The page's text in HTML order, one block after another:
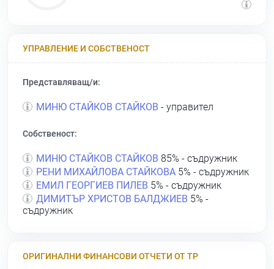
УПРАВЛЕНИЕ И СОБСТВЕНОСТ
Представляващ/и:
МИНЮ СТАЙКОВ СТАЙКОВ - управител
Собственост:
МИНЮ СТАЙКОВ СТАЙКОВ 85% - съдружник
РЕНИ МИХАЙЛОВА СТАЙКОВА 5% - съдружник
ЕМИЛ ГЕОРГИЕВ ПИЛЕВ 5% - съдружник
ДИМИТЪР ХРИСТОВ БАЛДЖИЕВ 5% -
съдружник
ОРИГИНАЛНИ ФИНАНСОВИ ОТЧЕТИ ОТ ТР